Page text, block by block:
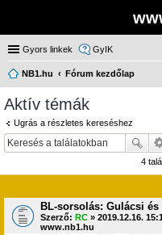
Gyors linkek GyIK
NB1.hu
Fórum kezdőlap
Aktív témák
Ugrás a részletes kereséshez
4
BL-sorsolás: Gulácsi
Szerző: RC » 2019.12.16.
www.nb1.hu